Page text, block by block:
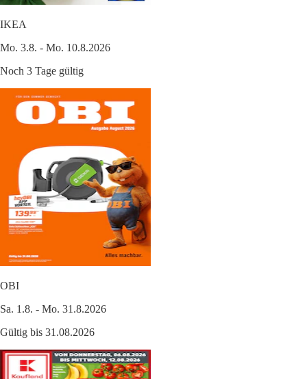
IKEA
Mo. 3.8. - Mo. 10.8.2026
Noch 3 Tage gültig
OBI
Sa. 1.8. - Mo. 31.8.2026
Gültig bis 31.08.2026